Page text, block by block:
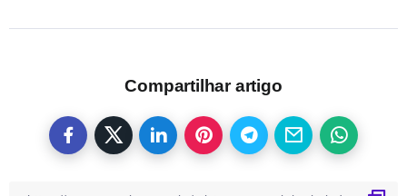
Compartilhar artigo